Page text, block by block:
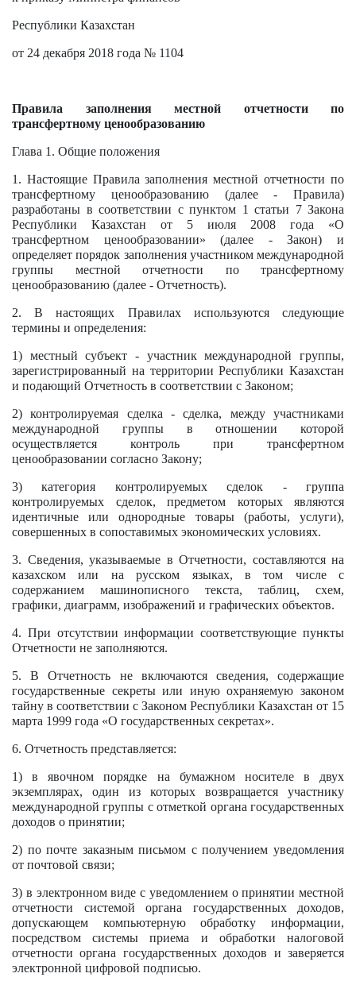
Республики Казахстан
от 24 декабря 2018 года № 1104
Правила заполнения местной отчетности по
трансфертному ценообразованию
Глава 1. Общие положения
1. Настоящие Правила заполнения местной отчетности по
трансфертному ценообразованию (далее - Правила)
разработаны в соответствии с пунктом 1 статьи 7Закона
Республики Казахстан от 5 июля 2008 года «О
трансфертном ценообразовании» (далее - Закон) и
определяет порядок заполнения участником международной
группы местной отчетности по трансфертному
ценообразованию (далее - Отчетность).
2. В настоящих Правилах используются следующие
термины и определения:
1) местный субъект - участник международной группы,
зарегистрированный на территории Республики Казахстан
и подающий Отчетность в соответствии с Законом;
2) контролируемая сделка - сделка, между участниками
международной группы в отношении которой
осуществляется контроль при трансфертном
ценообразовании согласно Закону;
3) категория контролируемых сделок - группа
контролируемых сделок, предметом которых являются
идентичные или однородные товары (работы, услуги),
совершенных в сопоставимых экономических условиях.
3. Сведения, указываемые в Отчетности, составляются на
казахском или на русском языках, в том числе с
содержанием машинописного текста, таблиц, схем,
графики, диаграмм, изображений и графических объектов.
4. При отсутствии информации соответствующие пункты
Отчетности не заполняются.
5. В Отчетность не включаются сведения, содержащие
государственные секреты или иную охраняемую законом
тайну в соответствии с Законом Республики Казахстан от 15
марта 1999 года «О государственных секретах».
6. Отчетность представляется:
1) в явочном порядке на бумажном носителе в двух
экземплярах, один из которых возвращается участнику
международной группы с отметкой органа государственных
доходов о принятии;
2) по почте заказным письмом с получением уведомления
от почтовой связи;
3) в электронном виде с уведомлением о принятии местной
отчетности системой органа государственных доходов,
допускающем компьютерную обработку информации,
посредством системы приема и обработки налоговой
отчетности органа государственных доходов и заверяется
электронной цифровой подписью.